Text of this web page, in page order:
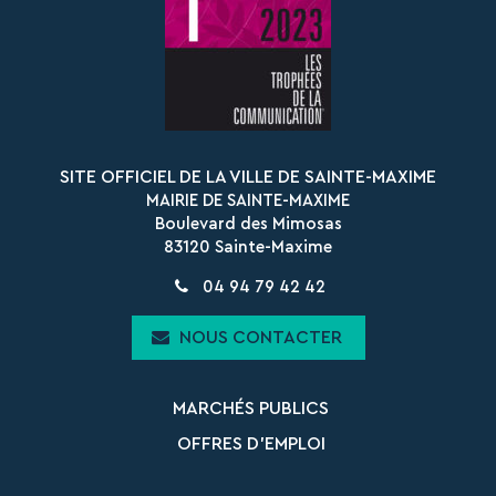
FacebookInstagram
SITE OFFICIEL DE LA VILLE DE SAINTE-MAXIME
MAIRIE DE SAINTE-MAXIME
Boulevard des Mimosas
83120 Sainte-Maxime
04 94 79 42 42
NOUS CONTACTER
MARCHÉS PUBLICS
OFFRES D’EMPLOI